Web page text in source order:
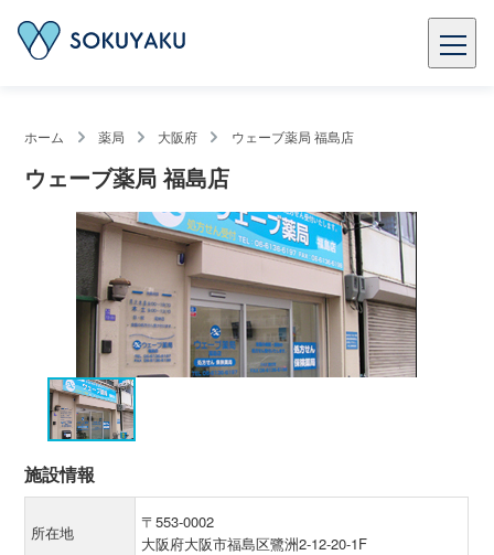
ホーム 薬局 大阪府 ウェーブ薬局 福島店
ウェーブ薬局 福島店
施設情報
所在地
〒553-0002
大阪府大阪市福島区鷺洲2-12-20-1F